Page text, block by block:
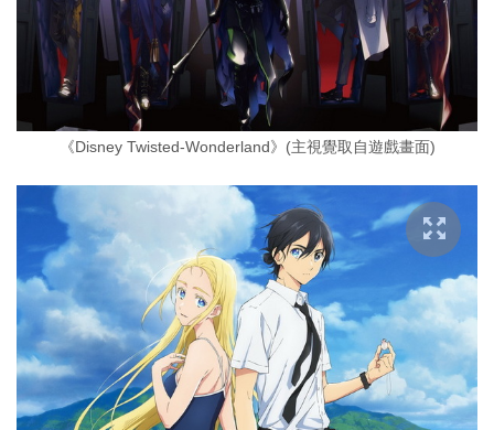
《Disney Twisted-Wonderland》(主視覺取自遊戲畫面)